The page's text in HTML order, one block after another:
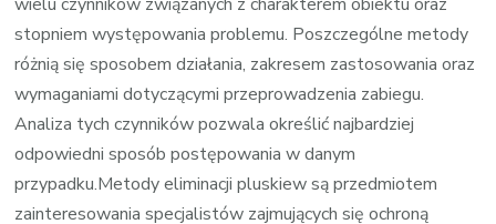
stopniem występowania problemu. Poszczególne metody
różnią się sposobem działania, zakresem zastosowania oraz
wymaganiami dotyczącymi przeprowadzenia zabiegu.
Analiza tych czynników pozwala określić najbardziej
odpowiedni sposób postępowania w danym
przypadku.Metody eliminacji pluskiew są przedmiotem
zainteresowania specjalistów zajmujących się ochroną